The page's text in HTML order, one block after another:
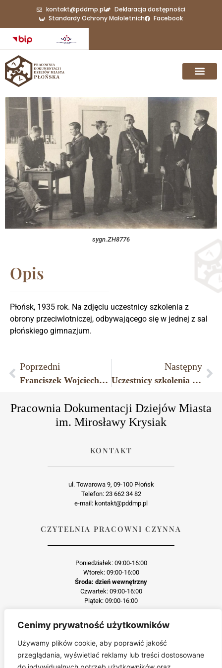
Cenimy prywatność użytkowników
Używamy plików cookie, aby poprawić jakość
przeglądania, wyświetlać reklamy lub treści dostosowane
kontakt@pddmp.pl
Deklaracja dostępności
Standardy Ochrony Małoletnich
Facebook
sygn.ZH8776
Opis
Płońsk, 1935 rok. Na zdjęciu uczestnicy szkolenia z
obrony przeciwlotniczej, odbywającego się w jednej z sal
płońskiego gimnazjum.
Poprzedni
Franciszek Wojciechowski (1876–1920), właściciel Fabryki Maszyn i Narzędzi Rolniczych przy dawnej ulicy 3 Maja w Płońsku, założonej w 1878 roku przez Mariana Śliwickiego, z żoną Lucyną ze Śliwickich (1888–1976).
Następny
Uczestnicy szkolenia z obrony przeciwlotniczej, odbywającego się w płońskim gimnazjum.
Pracownia Dokumentacji Dziejów Miasta
im. Mirosławy Krysiak
KONTAKT
ul. Towarowa 9, 09-100 Płońsk
Telefon: 23 662 34 82
e-mail: kontakt@pddmp.pl
CZYTELNIA PRACOWNI CZYNNA
Poniedziałek: 09:00-16:00
Wtorek: 09:00-16:00
Środa: dzień wewnętrzny
Czwartek: 09:00-16:00
Piątek: 09:00-16:00
Każda reprodukcja lub adaptacja całości bądź części materiału, niezależnie od
zastosowanej techniki reprodukcji jest surowo zabroniona
Jakiekolwiek kopiowanie, reprodukcja lub publikacja prezentowanego materiału
pochodzącego ze strony pddmp.pl w jakiejkolwiek formie i postaci jest zabroniona
bez uprzedniej zgody.